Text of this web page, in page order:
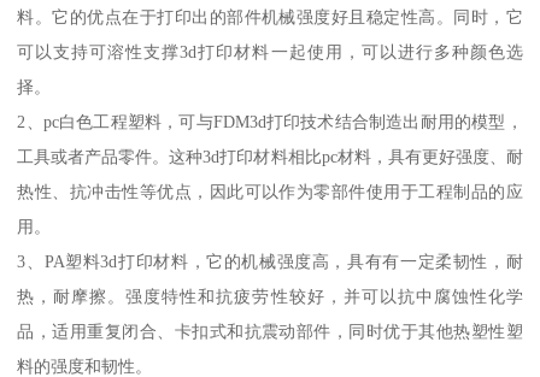
料。它的优点在于打印出的部件机械强度好且稳定性高。同时，它
可以支持可溶性支撑3d打印材料一起使用，可以进行多种颜色选
择。
2、pc白色工程塑料，可与FDM3d打印技术结合制造出耐用的模型，
工具或者产品零件。这种3d打印材料相比pc材料，具有更好强度、耐
热性、抗冲击性等优点，因此可以作为零部件使用于工程制品的应
用。
3、PA塑料3d打印材料，它的机械强度高，具有有一定柔韧性，耐
热，耐摩擦。强度特性和抗疲劳性较好，并可以抗中腐蚀性化学
品，适用重复闭合、卡扣式和抗震动部件，同时优于其他热塑性塑
料的强度和韧性。